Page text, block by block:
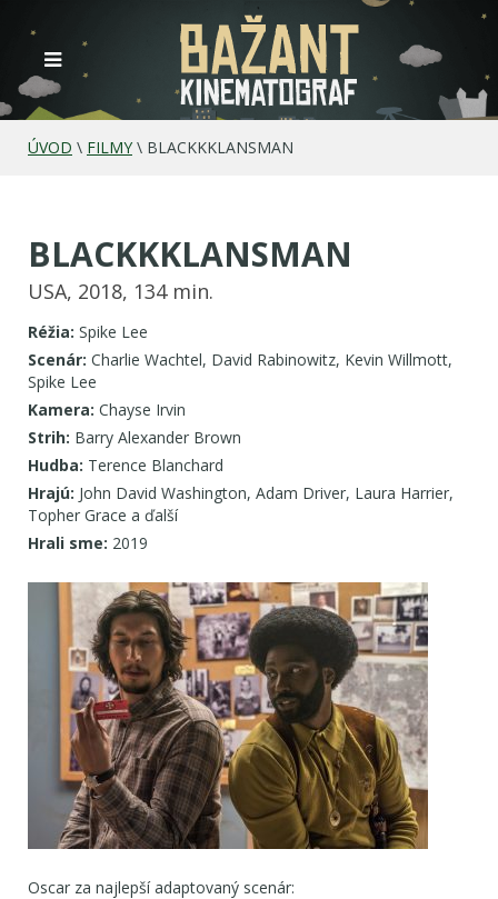
ÚVOD \ FILMY \ BLACKKKLANSMAN
BLACKKKLANSMAN
USA, 2018, 134 min.
Réžia: Spike Lee
Scenár: Charlie Wachtel, David Rabinowitz, Kevin Willmott,
Spike Lee
Kamera: Chayse Irvin
Strih: Barry Alexander Brown
Hudba: Terence Blanchard
Hrajú: John David Washington, Adam Driver, Laura Harrier,
Topher Grace a ďalší
Hrali sme: 2019
Oscar za najlepší adaptovaný scenár: